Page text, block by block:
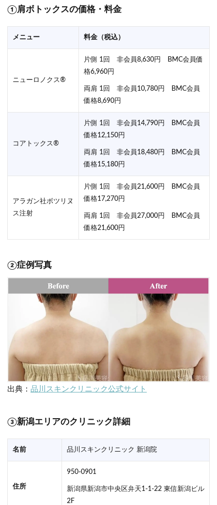
①肩ボトックスの価格・料金
メニュー 料金（税込）
ニューロノクス®
片側 1回 非会員8,630円 BMC会員価
格6,960円
両肩 1回 非会員10,780円 BMC会員
価格8,690円
コアトックス®
片側 1回 非会員14,790円 BMC会員
価格12,150円
両肩 1回 非会員18,480円 BMC会員
価格15,180円
アラガン社ボツリヌ
ス注射
片側 1回 非会員21,600円 BMC会員
価格17,270円
両肩 1回 非会員27,000円 BMC会員
価格21,600円
②症例写真
出典： 品川スキンクリニック公式サイト
③新潟エリアのクリニック詳細
名前 品川スキンクリニック 新潟院
住所
950-0901
新潟県新潟市中央区弁天1-1-22 東信新潟ビル
2F